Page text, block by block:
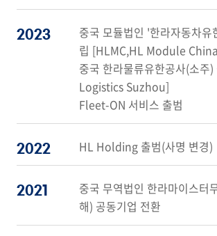
2023
중국 모듈법인 '한라자동차유
립 [HLMC,HL Module
중국 한라물류유한공사(소주
Logistics Suzhou]
Fleet-ON 서비스 출범
2022 HL Holding 출범(사명 변경)
2021
중국 무역법인 한라마이스터
해) 공동기업 전환